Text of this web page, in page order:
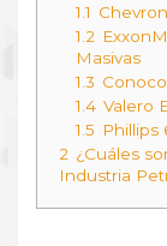
1.1
1.2
Masivas
1.3
1.4 Valero
1.5 Phillips
2 ¿Cuáles
Industria